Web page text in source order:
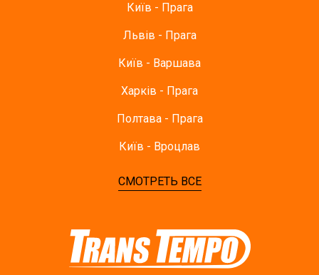
Київ - Прага
Львів - Прага
Київ - Варшава
Харків - Прага
Полтава - Прага
Київ - Вроцлав
СМОТРЕТЬ ВСЕ